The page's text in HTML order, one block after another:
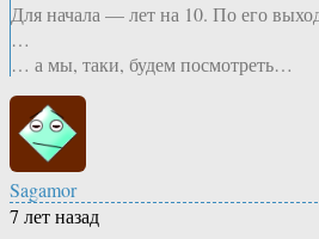
Для начала — лет на 10. По его
…
… а мы, таки, будем посмотреть…
Sagamor
7 лет назад